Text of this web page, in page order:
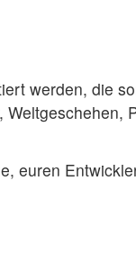
werden, die
euren